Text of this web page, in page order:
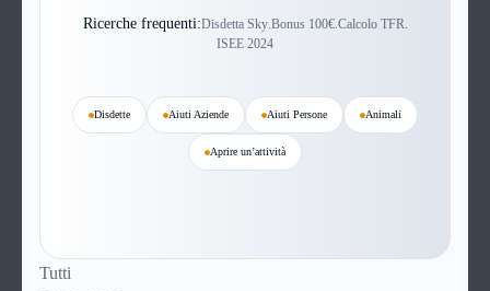
Ricerche frequenti:Disdetta Sky.Bonus 100€.Calcolo TFR.
ISEE 2024
Disdette Aiuti Aziende Aiuti Persone Animali
Aprire un’attività
Tutti